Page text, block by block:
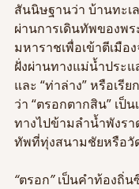
สันนิษฐานว่า บ้านทะเ
ผ่านการเดินทัพของพร
มหาราชเพื่อเข้าตีเมือ
ฝั่งผ่านทางแม่น้ำประแ
และ “ท่าล่าง” หรือเรี
ว่า “ตรอกตากสิน” เป็
ทางไปข้ามลำน้ำพังร
ทัพที่ทุ่งสนามชัยหรือวั
“ตรอก” เป็นคำท้องถิ่